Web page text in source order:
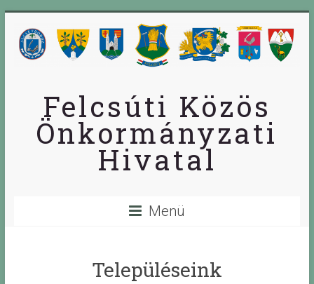
Felcsúti Közös
Önkormányzati
Hivatal
Menü
Településeink